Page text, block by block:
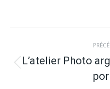
Navigation
article
L’atelier Photo